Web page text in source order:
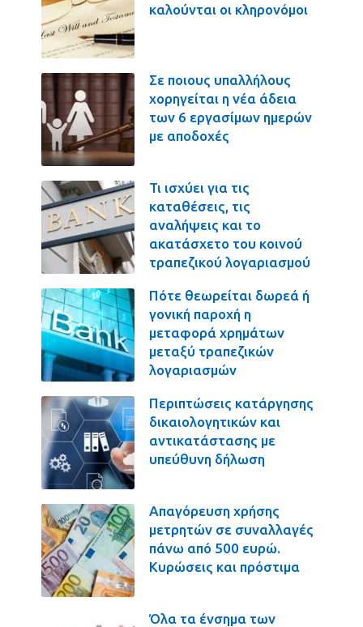
καλούνται οι κληρονόμοι
Σε ποιους υπαλλήλους
χορηγείται η νέα άδεια
των 6 εργασίμων ημερών
με αποδοχές
Τι ισχύει για τις
καταθέσεις, τις
αναλήψεις και το
ακατάσχετο του κοινού
τραπεζικού λογαριασμού
Πότε θεωρείται δωρεά ή
γονική παροχή η
μεταφορά χρημάτων
μεταξύ τραπεζικών
λογαριασμών
Περιπτώσεις κατάργησης
δικαιολογητικών και
αντικατάστασης με
υπεύθυνη δήλωση
Απαγόρευση χρήσης
μετρητών σε συναλλαγές
πάνω από 500 ευρώ.
Κυρώσεις και πρόστιμα
Όλα τα ένσημα των